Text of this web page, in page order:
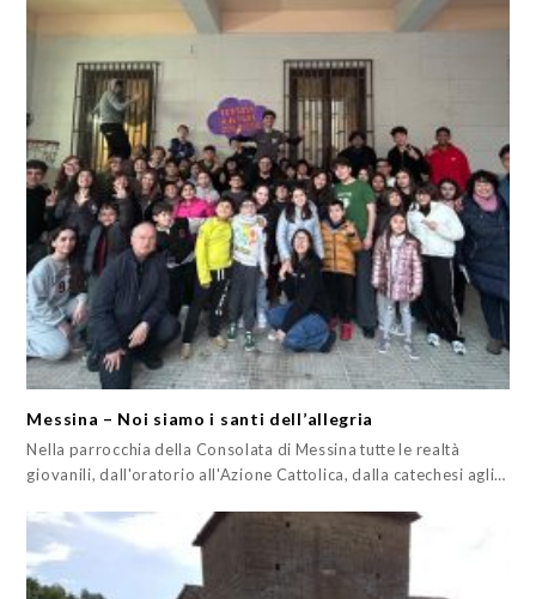
Messina – Noi siamo i santi dell’allegria
Nella parrocchia della Consolata di Messina tutte le realtà
giovanili, dall'oratorio all'Azione Cattolica, dalla catechesi agli…